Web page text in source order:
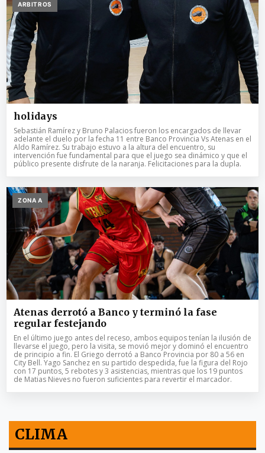
ARBITROS
holidays
Sebastián Ramírez y Bruno Palacios fueron los encargados de llevar
adelante el duelo por la fecha 11 entre Banco Provincia Vs Atenas en el
Aldo Ramírez. Su trabajo estuvo a la altura del encuentro, su
intervención fue fundamental para que el juego sea dinámico y que el
público presente disfrute de la naranja. Felicitaciones para la dupla.
ZONA A
Atenas derrotó a Banco y terminó la fase
regular festejando
En el último juego antes del receso, ambos equipos tenían la ilusión de
llevarse el juego, pero la visita, se movió mejor y dominó el encuentro
de principio a fin. El Griego derrotó a Banco Provincia por 80 a 56 en
City Bell. Yago Sanchez en su partido despedida, fue la figura del Rojo
con 17 puntos, 5 rebotes y 3 asistencias, mientras que los 19 puntos
de Matias Nieves no fueron suficientes para revertir el marcador.
CLIMA